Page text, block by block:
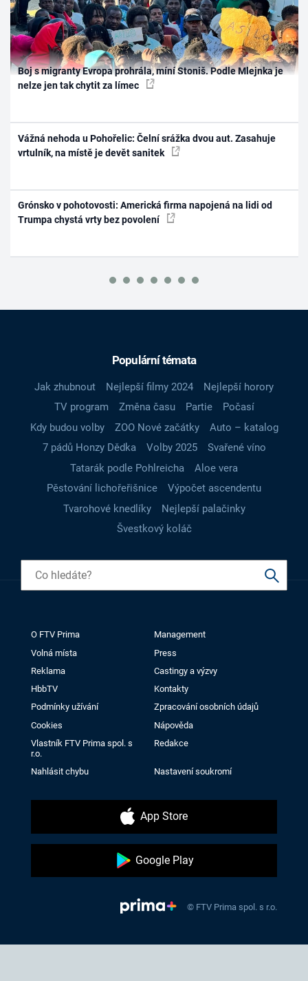
Boj s migranty Evropa prohrála, míní Stoniš. Podle Mlejnka je
nelze jen tak chytit za límec
Vážná nehoda u Pohořelic: Čelní srážka dvou aut. Zasahuje
vrtulník, na místě je devět sanitek
Grónsko v pohotovosti: Americká firma napojená na lidi od
Trumpa chystá vrty bez povolení
Populární témata
Jak zhubnout Nejlepší filmy 2024
Nejlepší horory
TV program
Změna času Partie
Počasí
Kdy budou volby
ZOO Nové začátky
Auto – katalog
7 pádů Honzy Dědka
Volby 2025
Svařené víno
Tatarák podle Pohlreicha
Aloe vera
Pěstování lichořeřišnice
Výpočet ascendentu
Tvarohové knedlíky
Nejlepší palačinky
Švestkový koláč
O FTV Prima
Management
Volná místa
Press
Reklama
Castingy a výzvy
HbbTV
Kontakty
Podmínky užívání
Zpracování osobních údajů
Cookies
Nápověda
Vlastník FTV Prima spol. s
r.o.
Redakce
Nahlásit chybu Nastavení soukromí
App Store
Google Play
© FTV Prima spol. s r.o.